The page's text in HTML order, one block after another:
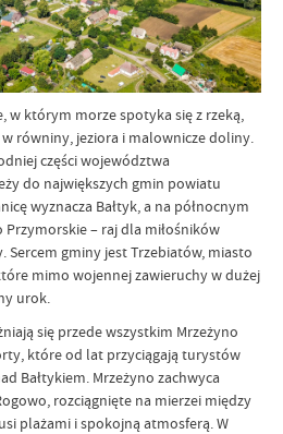
w którym morze spotyka się z rzeką,
równiny, jeziora i malownicze doliny.
części województwa
do największych gmin powiatu
wyznacza Bałtyk, a na północnym
Przymorskie – raj dla miłośników
gminy jest Trzebiatów, miasto
mimo wojennej zawieruchy w dużej
urok.
się przede wszystkim Mrzeżyno
które od lat przyciągają turystów
Bałtykiem. Mrzeżyno zachwyca
rozciągnięte na mierzei między
plażami i spokojną atmosferą. W